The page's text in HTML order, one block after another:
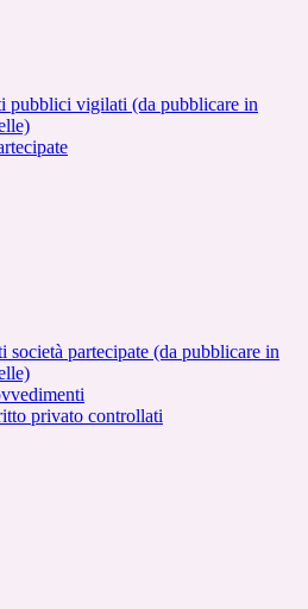
pubblici vigilati (da pubblicare in
società partecipate (da pubblicare in
privato controllati